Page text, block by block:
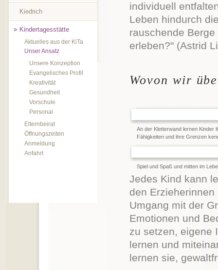
Kiedrich
Kindertagesstätte
Aktuelles aus der KiTa
Unser Ansatz
Unsere Konzeption
Evangelisches Profil
Kreativität
Gesundheit
Vorschule
Personal
Elternbeirat
Öffnungszeiten
Anmeldung
Anfahrt
individuell
Leben hindurch
rauschende
erleben?" (Astrid
Wovon wir
An der Kletterwand lernen Kinder
Fähigkeiten und ihre Grenzen
Spiel und Spaß und mitten im
Jedes Kind kann
den
Umgang mit der
Emotionen und
zu setzen, eigene
lernen und
lernen sie,